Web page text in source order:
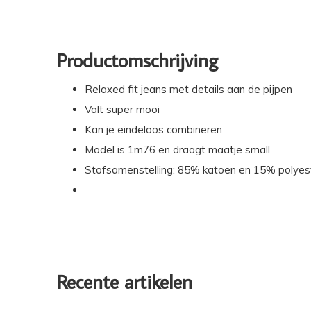
Productomschrijving
Relaxed fit jeans met details aan de pijpen
Valt super mooi
Kan je eindeloos combineren
Model is 1m76 en draagt maatje small
Stofsamenstelling: 85% katoen en 15%
Recente artikelen